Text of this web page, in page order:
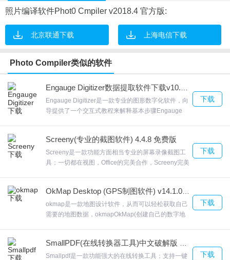
2.照片编译器是多语言支持的主题
4.您可以压缩，保护和签名保护您生成的文件。
的时间，每张照片的不同背景图像，超过170个过渡效果，以及更
Photo Compiler软件特点
短的一分钟内，你就可以看到画廊是如何准备的，以及如何将它转
换成微软Windows独立的可执行文件。
2.您的照片永远不会被提取到用户计算机
用这个命令，我们可以快速、快速地从命令行解释器中编译我们的
的用户图形界面和应用程序，您可以为微软Windows创建。
5.您的可执行文件也支持数十个主题
照片编译软件Phot0 Cmpiler v2018.4 官方版:
北京联通下载 上海电信下载
Photo Compiler类似的软件
Engauge Digitizer是一款专业的图形数字化软件，向
导提供了一个交互式教程来解释基本步骤Engauge
众软件园下载体验。
下载
Screeny(专业的截图软件) 4.4.8 免费版
Screeny是一款功能方面相当专业的屏幕录像截图工
具；一切都在视图，Office的完美合作，Screeny完美
出最完美的截图和视频。欢迎来合众软件园下载体
验。
下载
okmap是一款地图设计软件，从而可以轻松获取自己
需要的地图数据，okmapOkMap(创建自己的数字地
预测。欢迎来合众软件园下载体验。
下载
Smallpdf是一款功能强大的在线转换工具；支持一键
下载